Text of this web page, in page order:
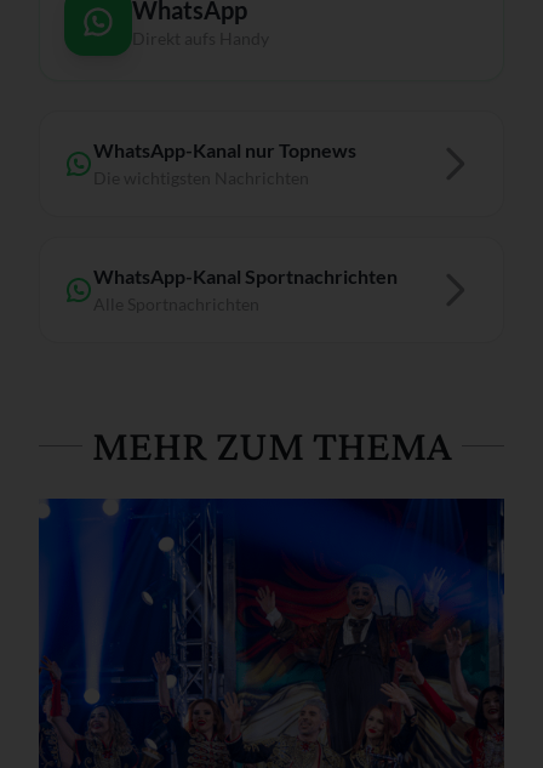
WhatsApp
WhatsApp-Kanal nur Topnews
WhatsApp-Kanal Sportnachrichten
MEHR ZUM THEMA